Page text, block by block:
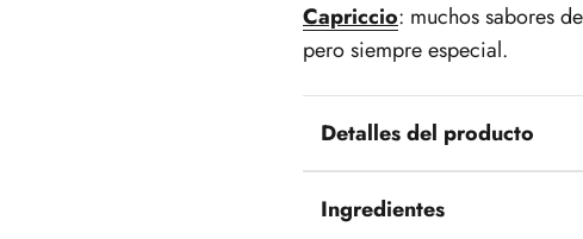
Capriccio: muchos sabores
pero siempre especial.
Detalles del producto
Ingredientes